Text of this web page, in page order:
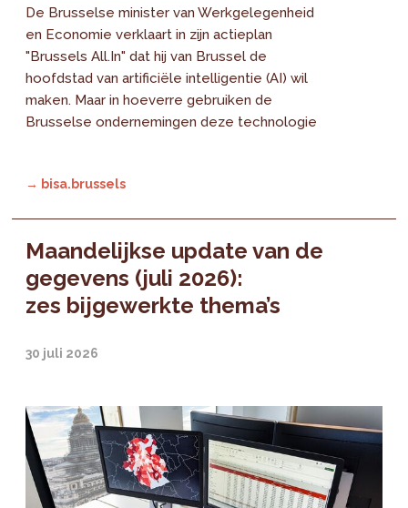
De Brusselse minister van Werkgelegenheid
en Economie verklaart in zijn actieplan
"Brussels All.In" dat hij van Brussel de
hoofdstad van artificiële intelligentie (AI) wil
maken. Maar in hoeverre gebruiken de
Brusselse ondernemingen deze technologie
→ bisa.brussels
Maandelijkse update van de
gegevens (juli 2026):
zes bijgewerkte thema’s
30 juli 2026